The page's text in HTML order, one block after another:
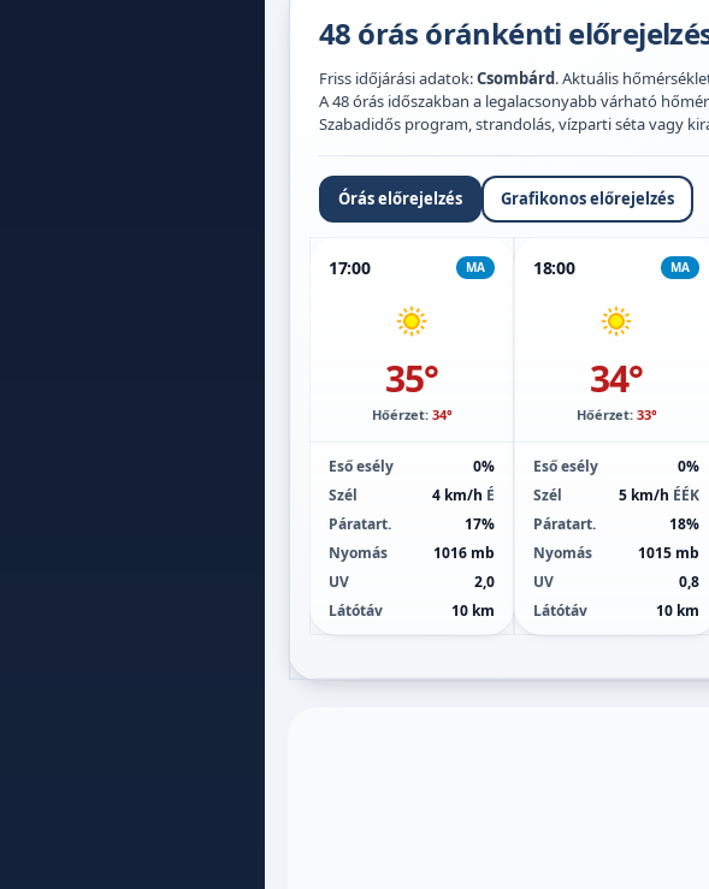
48 órás óránkénti
Friss időjárási adatok:Csombárd. Aktuális
A 48 órás időszakban a legalacsonyabb várható
Szabadidős program, strandolás, vízparti séta vagy
Órás előrejelzés Grafikonos előrejelzés
17:00 MA
35°
Hőérzet: 34°
Eső esély
0%
Szél
4 km/h É
Páratart.
17%
Nyomás
1016 mb
UV
2,0
Látótáv
10 km
18:00 MA
34°
Hőérzet: 33°
Eső esély
0%
Szél
5 km/h ÉÉK
Páratart.
18%
Nyomás
1015 mb
UV
0,8
Látótáv
10 km